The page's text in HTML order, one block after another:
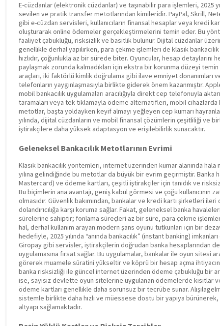
E-cüzdanlar (elektronik cüzdanlar) ve taşınabilir para işlemleri, 2025
sevilen ve pratik transfer metotlarından kimileridir. PayPal, Skrill,
gibi e-cüzdan servisleri, kullanıcıların finansal hesaplar veya kredi
oluşturarak online ödemeler gerçekleştirmelerini temin eder. Bu
faaliyet çabukluğu, risksizlik ve basitlik bulunur. Dijital cüzdanlar
genellikle derhal yapılırken, para çekme işlemleri de klasik
hızlıdır, çoğunlukla az bir sürede biter. Oyuncular, hesap
paylaşmak zorunda kalmadıkları için ekstra bir korunma düzeyi
araçları, iki faktörlü kimlik doğrulama gibi ilave emniyet donanımları
telefonların yaygınlaşmasıyla birlikte giderek önem kazanmıştır.
mobil bankacılık uygulamaları aracılığıyla direkt cep telefonuyla
taramaları veya tek tıklamayla ödeme alternatifleri, mobil cihazlarda
metotlar, başta yoldayken keyif almayı yeğleyen cep kumarı
yılında, dijital cüzdanların ve mobil finansal çözümlerin çeşitliliği ve
iştirakçilere daha yüksek adaptasyon ve erişilebilirlik sunacaktır.
Geleneksel Bankacılık Metotlarının Evrimi
Klasik bankacılık yöntemleri, internet üzerinden kumar alanında
yılına gelindiğinde bu metotlar da büyük bir evrim geçirmiştir. Banka
Mastercard) ve ödeme kartları, çeşitli iştirakçiler için tanıdık ve
Bu biçimlerin ana avantajı, geniş kabul görmesi ve çoğu kullanıcının
olmasıdır. Güvenlik bakımından, bankalar ve kredi kartı şirketleri
dolandırıcılığa karşı koruma sağlar. Fakat, geleneksel banka
sürelerine sahiptir; fonlama süreçleri az bir süre, para çekme
hal, derhal kullanım arayan modern şans oyunu tutkunları için bir
hedefiyle, 2025 yılında “anında bankacılık” (instant banking)
Giropay gibi servisler, iştirakçilerin doğrudan banka hesaplarından
uygulamasına fırsat sağlar. Bu uygulamalar, bankalar ile oyun sitesi
görerek muamele süratini yükseltir ve köprü bir hesap açma
banka risksizliği ile güncel internet üzerinden ödeme çabukluğu bir
ise, sayısız devlette oyun sitelerine uygulanan ödemelerde
ödeme kartları genellikle daha sorunsuz bir tecrübe sunar.
sistemle birlikte daha hızlı ve müessese dostu bir yapıya
altyapı sağlamaktadır.